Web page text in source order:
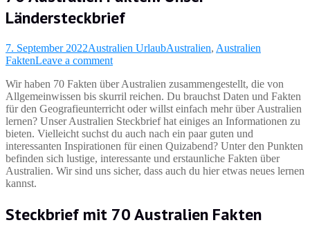
Ländersteckbrief
7. September 2022Australien UrlaubAustralien, Australien
FaktenLeave a comment
Wir haben 70 Fakten über Australien zusammengestellt, die von
Allgemeinwissen bis skurril reichen. Du brauchst Daten und Fakten
für den Geografieunterricht oder willst einfach mehr über Australien
lernen? Unser Australien Steckbrief hat einiges an Informationen zu
bieten. Vielleicht suchst du auch nach ein paar guten und
interessanten Inspirationen für einen Quizabend? Unter den Punkten
befinden sich lustige, interessante und erstaunliche Fakten über
Australien. Wir sind uns sicher, dass auch du hier etwas neues lernen
kannst.
Steckbrief mit 70 Australien Fakten